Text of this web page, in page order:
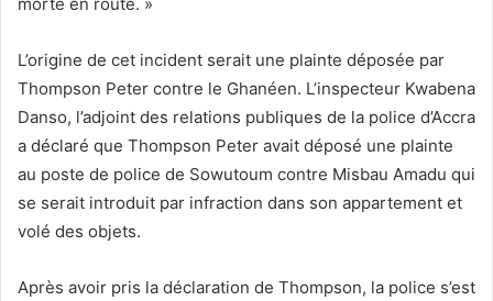
L’origine de cet incident serait une plainte déposée par
Thompson Peter contre le Ghanéen. L’inspecteur Kwabena
Danso, l’adjoint des relations publiques de la police d’Accra
a déclaré que Thompson Peter avait déposé une plainte
au poste de police de Sowutoum contre Misbau Amadu qui
se serait introduit par infraction dans son appartement et
volé des objets.
Après avoir pris la déclaration de Thompson, la police s’est